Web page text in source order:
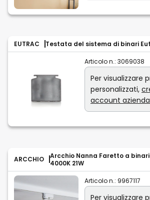
EUTRAC Testata del sistema di binari
Articolo n.: 3069038
Per visualizzare
personalizzati,
account
ARCCHIO
Arcchio Nanna Faretto a
4000K 21W
Articolo n.: 9967117
Per visualizzare